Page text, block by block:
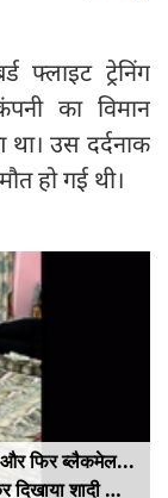
फ्लाइट ट्रेनिंग
का विमान
उस दर्दनाक
हो गई थी।
और फिर ब्लैकमेल...
शादी का